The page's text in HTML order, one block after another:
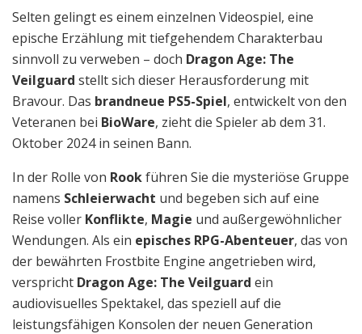
Selten gelingt es einem einzelnen Videospiel, eine
epische Erzählung mit tiefgehendem Charakterbau
sinnvoll zu verweben – doch Dragon Age: The
Veilguard stellt sich dieser Herausforderung mit
Bravour. Das brandneue PS5-Spiel, entwickelt von den
Veteranen bei BioWare, zieht die Spieler ab dem 31.
Oktober 2024 in seinen Bann.
In der Rolle von Rookführen Sie die mysteriöse Gruppe
namens Schleierwacht und begeben sich auf eine
Reise voller Konflikte, Magie und außergewöhnlicher
Wendungen. Als ein episches RPG-Abenteuer, das von
der bewährten Frostbite Engine angetrieben wird,
verspricht Dragon Age: The Veilguard ein
audiovisuelles Spektakel, das speziell auf die
leistungsfähigen Konsolen der neuen Generation